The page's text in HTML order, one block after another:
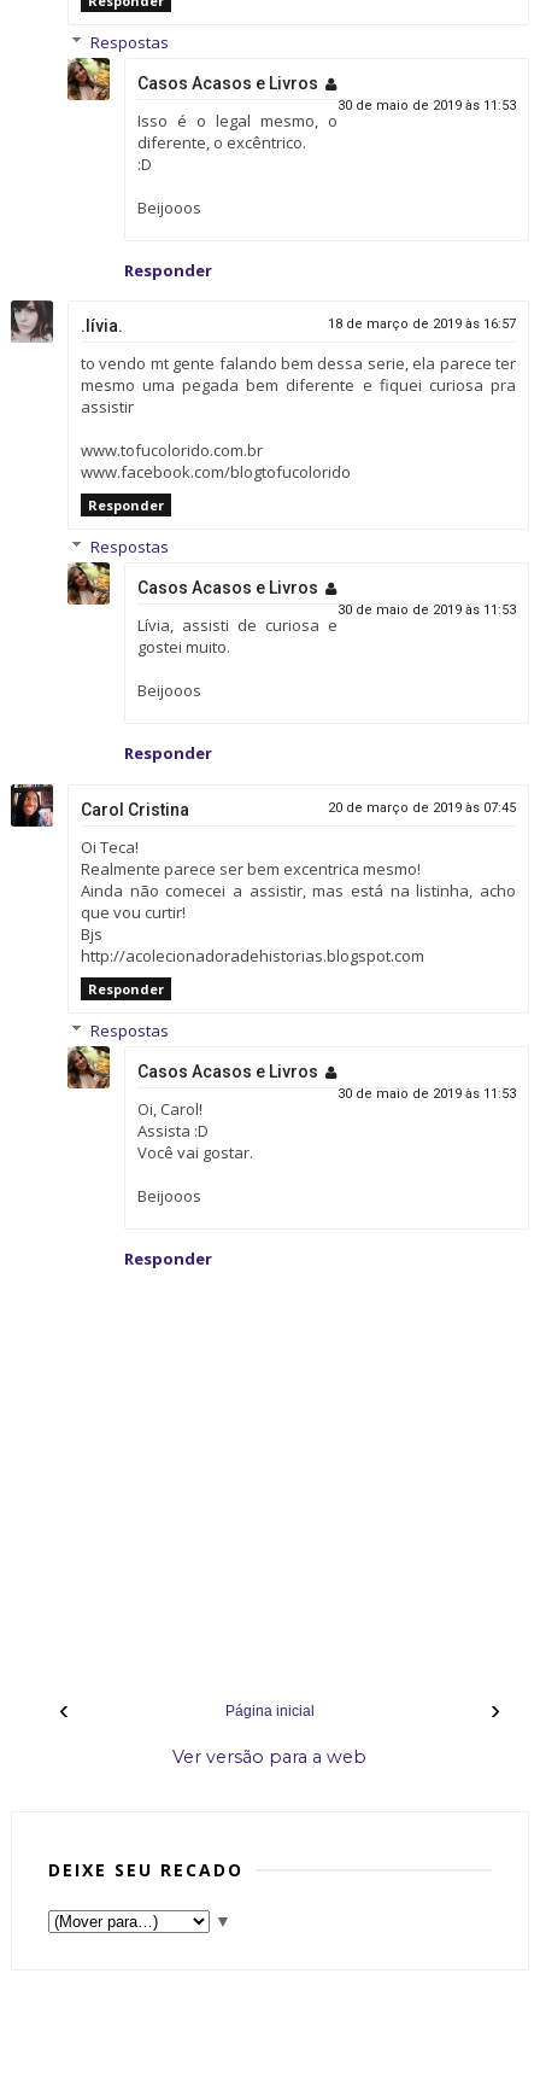
Respostas
Casos Acasos e Livros
30 de maio de 2019 às 11:53
Isso é o legal mesmo, o
diferente, o excêntrico.
:D
Beijooos
Responder
.lívia. 18 de março de 2019 às 16:57
to vendo mt gente falando bem dessa serie, ela parece ter
mesmo uma pegada bem diferente e fiquei curiosa pra
assistir
www.tofucolorido.com.br
www.facebook.com/blogtofucolorido
Responder
Respostas
Casos Acasos e Livros
30 de maio de 2019 às 11:53
Lívia, assisti de curiosa e
gostei muito.
Beijooos
Responder
Carol Cristina 20 de março de 2019 às 07:45
Oi Teca!
Realmente parece ser bem excentrica mesmo!
Ainda não comecei a assistir, mas está na listinha, acho
que vou curtir!
Bjs
http://acolecionadoradehistorias.blogspot.com
Responder
Respostas
Casos Acasos e Livros
30 de maio de 2019 às 11:53
Oi, Carol!
Assista :D
Você vai gostar.
Beijooos
Responder
‹ ›
Página inicial
Ver versão para a web
DEIXE SEU RECADO
▼